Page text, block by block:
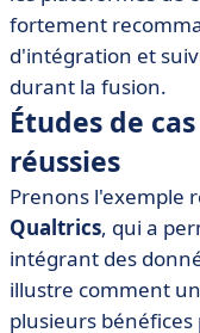
fortement
d'intégration et
durant la fusion.
Études de
réussies
Prenons l'exemple
Qualtrics, qui a
intégrant des
illustre comment
plusieurs